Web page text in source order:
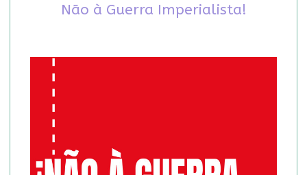
Não à Guerra Imperialista!